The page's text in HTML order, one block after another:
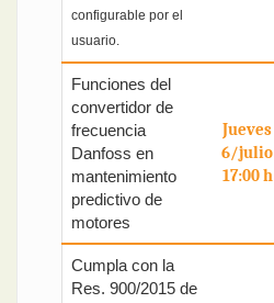
configurable por el
usuario.
Funciones del
convertidor de
frecuencia
Danfoss en
mantenimiento
predictivo de
motores
Jueves
6/julio
17:00 h
Cumpla con la
Res. 900/2015 de